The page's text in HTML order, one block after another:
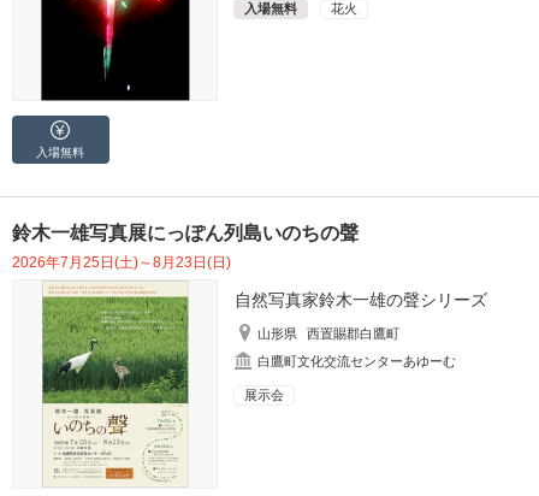
入場無料 花火
入場無料
鈴木一雄写真展にっぽん列島いのちの聲
2026年7月25日(土)～8月23日(日)
自然写真家鈴木一雄の聲シリーズ
山形県
西置賜郡白鷹町
白鷹町文化交流センターあゆーむ
展示会